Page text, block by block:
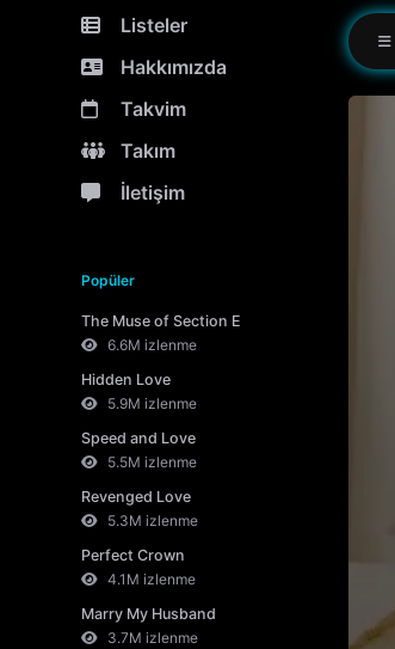
Listeler
Hakkımızda
Takvim
Takım
İletişim
Popüler
The Muse of Section E
6.6M izlenme
Hidden Love
5.9M izlenme
Speed and Love
5.5M izlenme
Revenged Love
5.3M izlenme
Perfect Crown
4.1M izlenme
Marry My Husband
3.7M izlenme